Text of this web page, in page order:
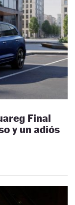
Final
y un adiós